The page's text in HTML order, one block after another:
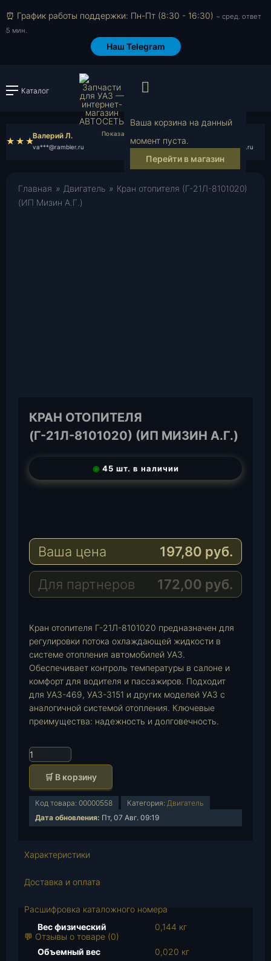
⏰ График работы поддержки: Пн-Пт (8:30 - 16:30) ~ сред. ответ
5 мин.
Наш Telegram
Каталог Войти или
Ваша корзина на данный
момент пуста.
Перейти в магазин
Валерий Л.
va***@rambler.ru vy***@rambler.ru
Главная » Двигатель » Кран отопителя (Г-21Л-8101020)
(ИП Мизин А.Г.)
КРАН ОТОПИТЕЛЯ
(Г-21Л-8101020) (ИП МИЗИН А.Г.)
◉ 45 шт. в наличии
e
r
a
m
a
s
A
p
a
i
l
Ваша цена 197,80 руб.
Для партнеров 172,00 руб.
Кран отопителя Г-21Л-8101020 предназначен для
регулировки потока охлаждающей жидкости в
системе отопления автомобилей УАЗ.
Обеспечивает контроль температуры в салоне и
комфорт для водителя и пассажиров. Подходит
для УАЗ-469, УАЗ-3151 и других моделей УАЗ с
аналогичной системой отопления. Ключевые
преимущества: надежность и долговечность.
К
о
и
т
о
о
а
🛒 В корзину
Код товара: 00000558 Категория: Двигатель
Дата обновления: Пт, 07 Авг. 09:19
Характеристики
Доставка и оплата
Расшифровка каталожного номера
💬 Отзывы о товаре (0)
Вес физический 0,144 кг
Объемный вес 0,020 кг